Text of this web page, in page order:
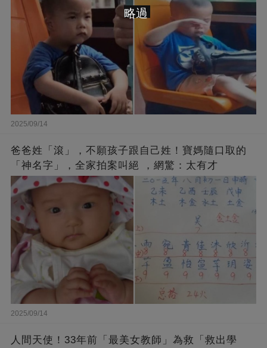
2025/09/14
爸爸姓「滾」，不願孩子跟自己姓！寶媽隨口取的
「神名字」，全家拍案叫絕 ，網驚：太有才
2025/09/14
人間天使！33年前「最美女教師」為救「救出學
略過